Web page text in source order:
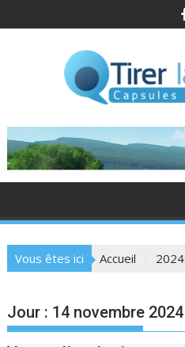
k
t
n
Vous êtes ici
Accueil 2024
Jour : 14 novembre 2024